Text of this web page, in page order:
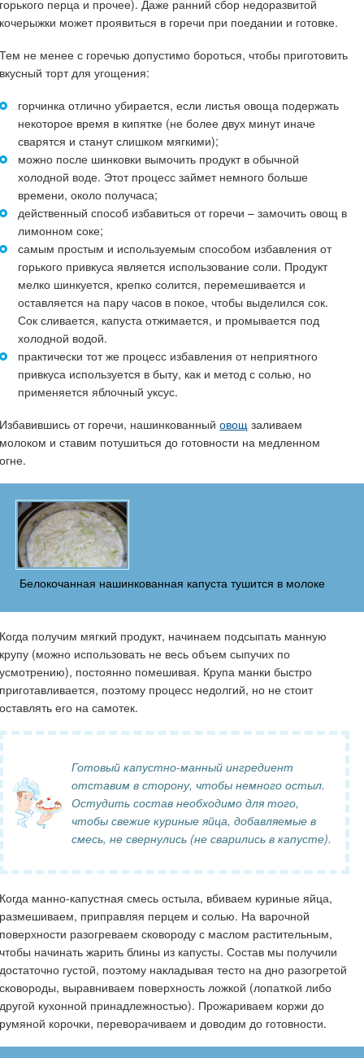
горького перца и прочее). Даже ранний сбор недоразвитой
кочерыжки может проявиться в горечи при поедании и готовке.
Тем не менее с горечью допустимо бороться, чтобы приготовить
вкусный торт для угощения:
горчинка отлично убирается, если листья овоща подержать
некоторое время в кипятке (не более двух минут иначе
сварятся и станут слишком мягкими);
можно после шинковки вымочить продукт в обычной
холодной воде. Этот процесс займет немного больше
времени, около получаса;
действенный способ избавиться от горечи – замочить овощ в
лимонном соке;
самым простым и используемым способом избавления от
горького привкуса является использование соли. Продукт
мелко шинкуется, крепко солится, перемешивается и
оставляется на пару часов в покое, чтобы выделился сок.
Сок сливается, капуста отжимается, и промывается под
холодной водой.
практически тот же процесс избавления от неприятного
привкуса используется в быту, как и метод с солью, но
применяется яблочный уксус.
Избавившись от горечи, нашинкованныйовощ заливаем
молоком и ставим потушиться до готовности на медленном
огне.
Белокочанная нашинкованная капуста тушится в молоке
Когда получим мягкий продукт, начинаем подсыпать манную
крупу (можно использовать не весь объем сыпучих по
усмотрению), постоянно помешивая. Крупа манки быстро
приготавливается, поэтому процесс недолгий, но не стоит
оставлять его на самотек.
Готовый капустно-манный ингредиент
отставим в сторону, чтобы немного остыл.
Остудить состав необходимо для того,
чтобы свежие куриные яйца, добавляемые в
смесь, не свернулись (не сварились в капусте).
Когда манно-капустная смесь остыла, вбиваем куриные яйца,
размешиваем, приправляя перцем и солью. На варочной
поверхности разогреваем сковороду с маслом растительным,
чтобы начинать жарить блины из капусты. Состав мы получили
достаточно густой, поэтому накладывая тесто на дно разогретой
сковороды, выравниваем поверхность ложкой (лопаткой либо
другой кухонной принадлежностью). Прожариваем коржи до
румяной корочки, переворачиваем и доводим до готовности.